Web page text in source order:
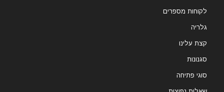
לקוחות מספרים
גלריה
קצת עלינו
סגנונות
סוגי פתיחה